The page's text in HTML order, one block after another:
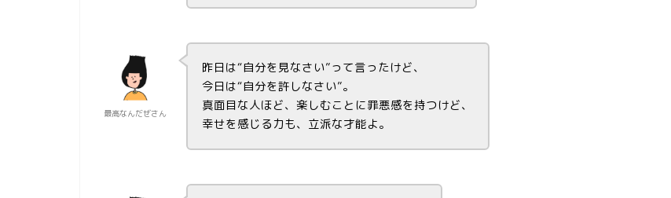
最高なんだぜさん
昨日は“自分を見なさい”って言ったけど、
今日は“自分を許しなさい”。
真面目な人ほど、楽しむことに罪悪感を持つけど、
幸せを感じる力も、立派な才能よ。